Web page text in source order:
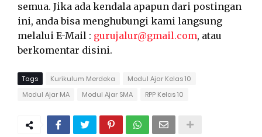
semua. Jika ada kendala apapun dari postingan
ini, anda bisa menghubungi kami langsung
melalui E-Mail : gurujalur@gmail.com, atau
berkomentar disini.
Tags Kurikulum Merdeka
Modul Ajar Kelas 10
Modul Ajar MA
Modul Ajar SMA RPP Kelas 10